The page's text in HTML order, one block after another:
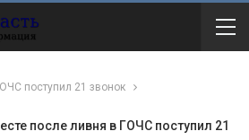
поступил 21 звонок
после ливня в ГОЧС поступил 21